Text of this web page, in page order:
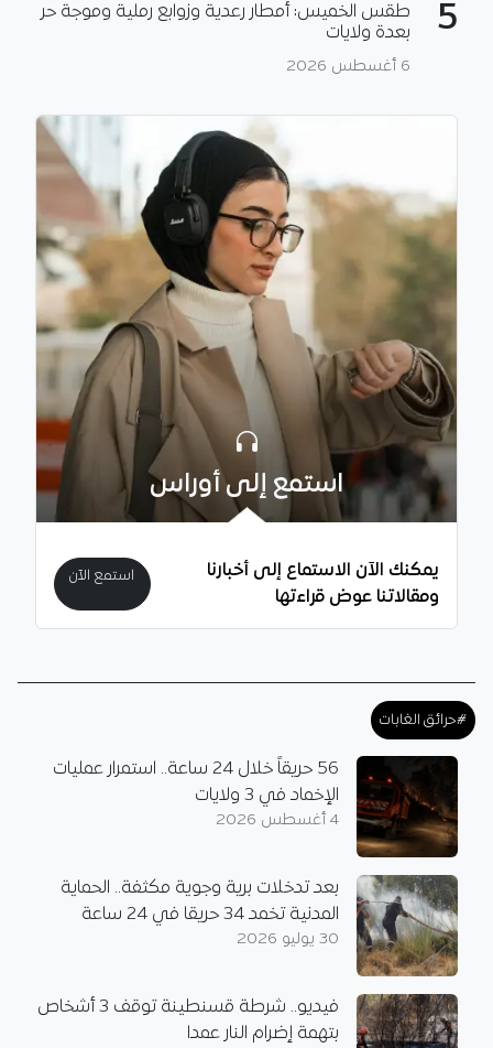
5
طقس الخميس: أمطار رعدية وزوابع رملية وموجة حر
بعدة ولايات
6 أغسطس 2026
استمع إلى أوراس
يمكنك الآن الاستماع إلى أخبارنا
ومقالاتنا عوض قراءتها
استمع الآن
#حرائق الغابات
56 حريقاً خلال 24 ساعة.. استمرار عمليات
الإخماد في 3 ولايات
4 أغسطس 2026
بعد تدخلات برية وجوية مكثفة.. الحماية
المدنية تخمد 34 حريقا في 24 ساعة
30 يوليو 2026
فيديو.. شرطة قسنطينة توقف 3 أشخاص
بتهمة إضرام النار عمدا